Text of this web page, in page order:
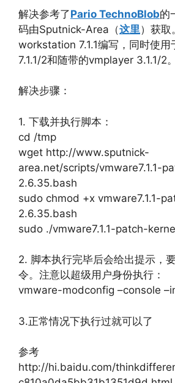
解决参考了Pario TechnoBlob的
码由Sputnick-Area（这里）获取
workstation 7.1.1编写，同时使
7.1.1/2和随带的vmplayer 3.1.1/2。
解决步骤：
1. 下载并执行脚本：
cd /tmp
wget http://www.sputnick-
area.net/scripts/vmware7.1.1-
2.6.35.bash
sudo chmod +x vmware7.1.1-
2.6.35.bash
sudo ./vmware7.1.1-patch-
2. 脚本执行完毕后会给出提示，
令。注意以超级用户身份执行：
vmware-modconfig –console
3.正常情况下执行过就可以了
参考
http://hi.baidu.com/